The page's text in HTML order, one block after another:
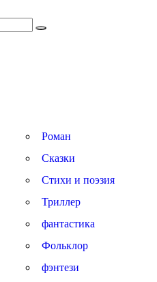
Роман
Сказки
Стихи и поэзия
Триллер
фантастика
Фольклор
фэнтези